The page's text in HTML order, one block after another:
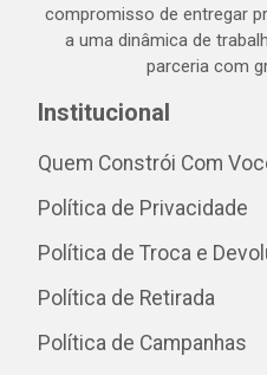
compromisso de entregar
a uma dinâmica de
parceria com
Institucional
Quem Constrói Com
Política de Privacidade
Política de Troca e
Política de Retirada
Política de Campanhas